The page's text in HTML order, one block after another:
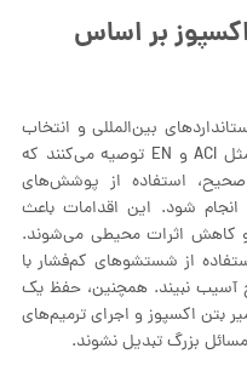
بر اساس
بین‌المللی و انتخاب
روش‌های علمی نیاز دارد. سازمان‌هایی مثل ACI و EN توصیه می‌کنند که
استفاده از پوشش‌های
شود. این اقدامات باعث
و کاهش اثرات محیطی می‌شوند.
از شستشوهای کم‌فشار با
آسیب نبیند. همچنین، حفظ یک
بتن اکسپوز و اجرای ترمیم‌های
بزرگ تبدیل نشوند.